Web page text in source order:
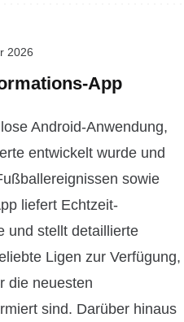
2026
App
Android-Anwendung,
entwickelt wurde und
sowie
liefert Echtzeit-
und stellt detaillierte
Ligen zur Verfügung,
die neuesten
sind. Darüber hinaus